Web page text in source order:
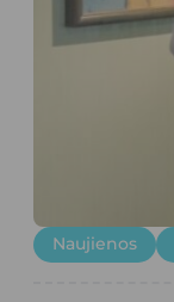
Naujienos